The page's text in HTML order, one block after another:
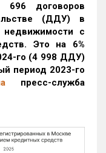
696 договоров
(ДДУ) в
с
Это на 6%
го (4 998 ДДУ)
период 2023-го
пресс-служба